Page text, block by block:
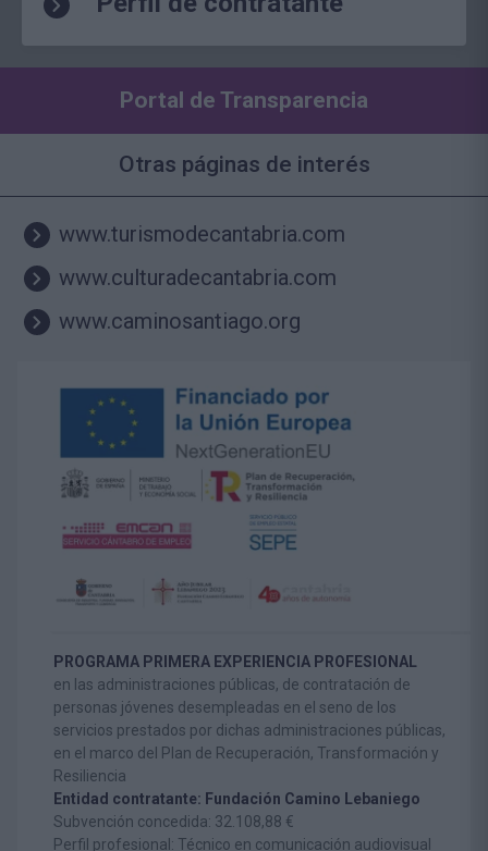
Portal de Transparencia
Otras páginas de interés
www.turismodecantabria.com
www.culturadecantabria.com
www.caminosantiago.org
PROGRAMA PRIMERA EXPERIENCIA PROFESIONAL
en las administraciones públicas, de contratación de
personas jóvenes desempleadas en el seno de los
servicios prestados por dichas administraciones públicas,
en el marco del Plan de Recuperación, Transformación y
Resiliencia
Entidad contratante: Fundación Camino Lebaniego
Subvención concedida: 32.108,88 €
Perfil profesional: Técnico en comunicación audiovisual